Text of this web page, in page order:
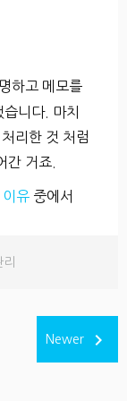
하고 메모를
니다. 마치
리한 것 처럼
간 거죠.
유 중에서
Newer navigate_next